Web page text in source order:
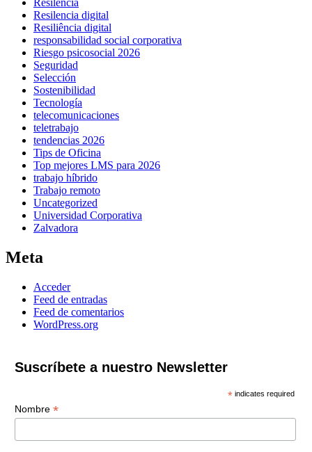
Resilencia digital
Resiliência digital
responsabilidad social corporativa
Riesgo psicosocial 2026
Seguridad
Selección
Sostenibilidad
Tecnología
telecomunicaciones
teletrabajo
tendencias 2026
Tips de Oficina
Top mejores LMS para 2026
trabajo híbrido
Trabajo remoto
Uncategorized
Universidad Corporativa
Zalvadora
Meta
Acceder
Feed de entradas
Feed de comentarios
WordPress.org
Suscríbete a nuestro Newsletter
* indicates required
Nombre *